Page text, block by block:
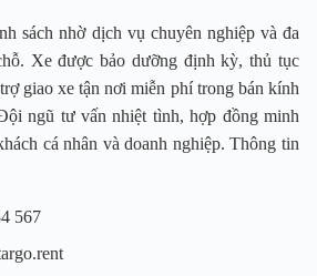
sách nhờ dịch vụ chuyên nghiệp và đa
Xe được bảo dưỡng định kỳ, thủ tục
giao xe tận nơi miễn phí trong bán kính
ngũ tư vấn nhiệt tình, hợp đồng minh
cá nhân và doanh nghiệp. Thông tin
567